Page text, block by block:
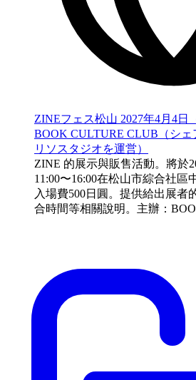
ZINEフェス松山 2027年4月4日
BOOK CULTURE CLUB（シェ
リソスタジオを運営）
ZINE 的展示與販售活動。將於
11:00〜16:00在松山市綜合社區
入場費500日圓。提供給出展者
合時間等相關說明。主辦：